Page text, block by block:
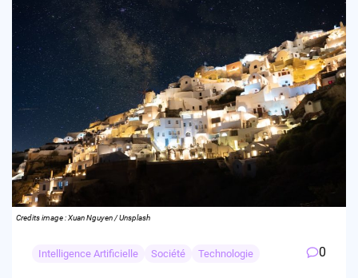
Credits image : Xuan Nguyen / Unsplash
Intelligence Artificielle Société Technologie 0